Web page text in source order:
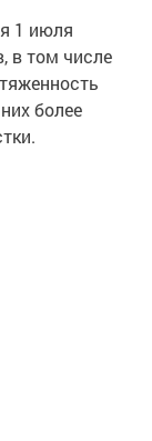
1 июля
в том числе
более